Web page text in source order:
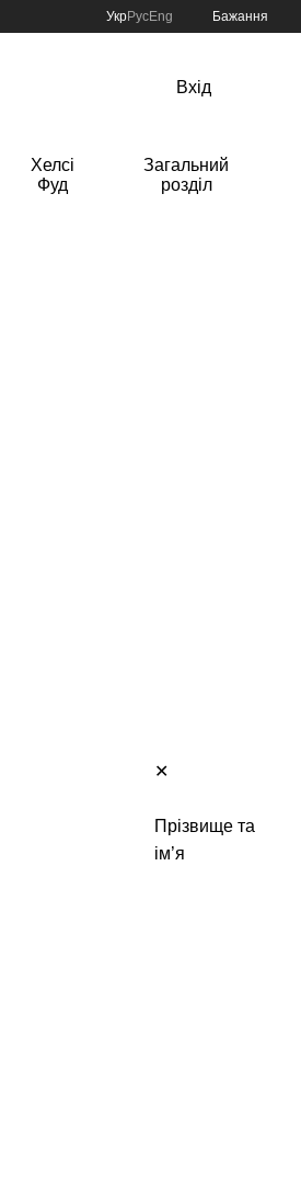
УкрРусEng Бажання
Вхід
Хелсі
Фуд
Загальний
розділ
✕
Прізвище та
ім’я